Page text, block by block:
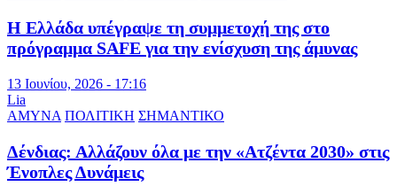
Η Ελλάδα υπέγραψε τη συμμετοχή της στο
πρόγραμμα SAFE για την ενίσχυση της άμυνας
13 Ιουνίου, 2026 - 17:16
Lia
ΑΜΥΝΑ ΠΟΛΙΤΙΚΗ ΣΗΜΑΝΤΙΚΟ
Δένδιας: Αλλάζουν όλα με την «Ατζέντα 2030» στις
Ένοπλες Δυνάμεις